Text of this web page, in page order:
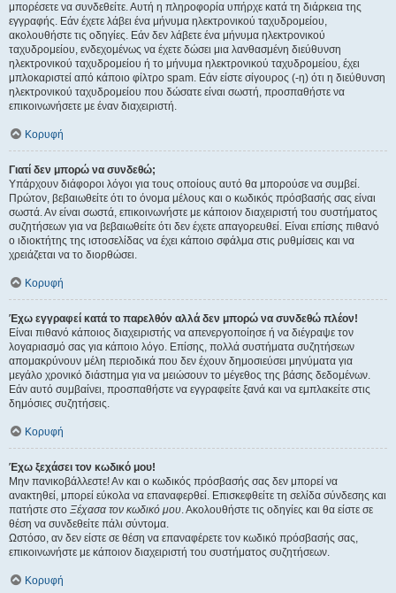
μπορέσετε να συνδεθείτε. Αυτή η πληροφορία υπήρχε κατά τη διάρκεια της
εγγραφής. Εάν έχετε λάβει ένα μήνυμα ηλεκτρονικού ταχυδρομείου,
ακολουθήστε τις οδηγίες. Εάν δεν λάβετε ένα μήνυμα ηλεκτρονικού
ταχυδρομείου, ενδεχομένως να έχετε δώσει μια λανθασμένη διεύθυνση
ηλεκτρονικού ταχυδρομείου ή το μήνυμα ηλεκτρονικού ταχυδρομείου, έχει
μπλοκαριστεί από κάποιο φίλτρο spam. Εάν είστε σίγουρος (-η) ότι η διεύθυνση
ηλεκτρονικού ταχυδρομείου που δώσατε είναι σωστή, προσπαθήστε να
επικοινωνήσετε με έναν διαχειριστή.
Κορυφή
Γιατί δεν μπορώ να συνδεθώ;
Υπάρχουν διάφοροι λόγοι για τους οποίους αυτό θα μπορούσε να συμβεί.
Πρώτον, βεβαιωθείτε ότι το όνομα μέλους και ο κωδικός πρόσβασής σας είναι
σωστά. Αν είναι σωστά, επικοινωνήστε με κάποιον διαχειριστή του συστήματος
συζητήσεων για να βεβαιωθείτε ότι δεν έχετε απαγορευθεί. Είναι επίσης πιθανό
ο ιδιοκτήτης της ιστοσελίδας να έχει κάποιο σφάλμα στις ρυθμίσεις και να
χρειάζεται να το διορθώσει.
Κορυφή
Έχω εγγραφεί κατά το παρελθόν αλλά δεν μπορώ να συνδεθώ πλέον!
Είναι πιθανό κάποιος διαχειριστής να απενεργοποίησε ή να διέγραψε τον
λογαριασμό σας για κάποιο λόγο. Επίσης, πολλά συστήματα συζητήσεων
απομακρύνουν μέλη περιοδικά που δεν έχουν δημοσιεύσει μηνύματα για
μεγάλο χρονικό διάστημα για να μειώσουν το μέγεθος της βάσης δεδομένων.
Εάν αυτό συμβαίνει, προσπαθήστε να εγγραφείτε ξανά και να εμπλακείτε στις
δημόσιες συζητήσεις.
Κορυφή
Έχω ξεχάσει τον κωδικό μου!
Μην πανικοβάλλεστε! Αν και ο κωδικός πρόσβασής σας δεν μπορεί να
ανακτηθεί, μπορεί εύκολα να επαναφερθεί. Επισκεφθείτε τη σελίδα σύνδεσης και
πατήστε στο Ξέχασα τον κωδικό μου. Ακολουθήστε τις οδηγίες και θα είστε σε
θέση να συνδεθείτε πάλι σύντομα.
Ωστόσο, αν δεν είστε σε θέση να επαναφέρετε τον κωδικό πρόσβασής σας,
επικοινωνήστε με κάποιον διαχειριστή του συστήματος συζητήσεων.
Κορυφή